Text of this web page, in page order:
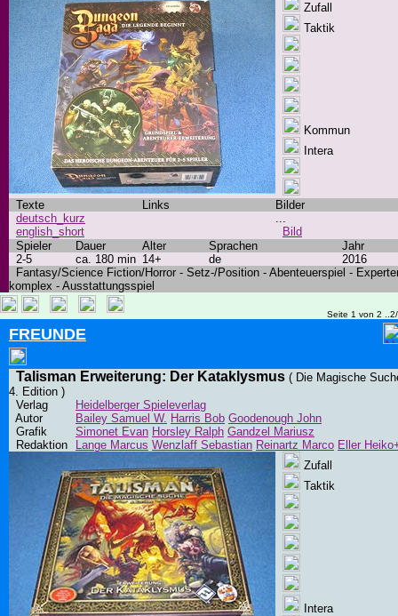
Zufall
Taktik
Kommun
Intera
Texte Links
Bilder
deutsch_kurz
english_short
...
Bild
Spieler
Dauer Alter Sprachen
Jahr
2-5
ca. 180 min 14+ de
2016
Fantasy/Science Fiction/Horror - Setz-/Position - Abenteuerspiel -
komplex - Ausstattungsspiel
Seite 1 von 2
FREUNDE
Talisman Erweiterung: Der Kataklysmus ( Die Magische
4. Edition )
Verlag
Heidelberger Spieleverlag
Autor
Bailey Samuel W. Harris Bob Goodenough John
Grafik
Simonet Evan Horsley Ralph Gandzel Mariusz
Redaktion
Lange Marcus Wenzlaff Sebastian Reinartz Marco Eller
Zufall
Taktik
Intera